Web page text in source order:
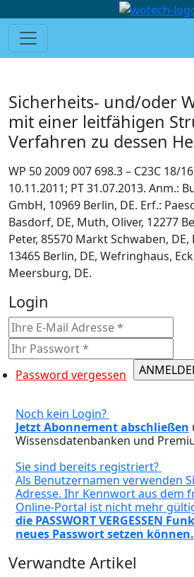
Sicherheits- und/oder
mit einer leitfähigen
Verfahren zu dessen
WP 50 2009 007 698.3 – C23C 18/
10.11.2011; PT 31.07.2013. Anm.:
GmbH, 10969 Berlin, DE. Erf.:
Basdorf, DE, Muth, Oliver, 12277
Peter, 85570 Markt Schwaben,
13465 Berlin, DE, Wefringhaus,
Meersburg, DE.
Login
Password vergessen
Noch kein Login?
Jetzt Abonnement abschließen
Wissensdatenbanken und
Sie sind bereits registriert?
Als Benutzernamen verwenden
Adresse. Ihr Kennwort aus dem
Online-Portal ist nicht mehr
die PASSWORT VERGESSEN
neues Passwort setzen können.
Verwandte Artikel